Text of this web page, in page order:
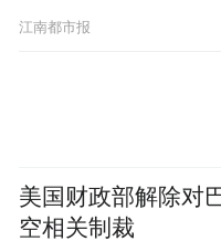
旗、挑着扁担的参
剧本杀等活动，为
江南都市报
美国财政部解除对
空相关制裁